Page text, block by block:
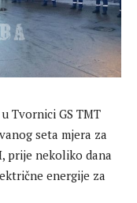
Tvornici GS TMT
seta mjera za
prije nekoliko dana
energije za